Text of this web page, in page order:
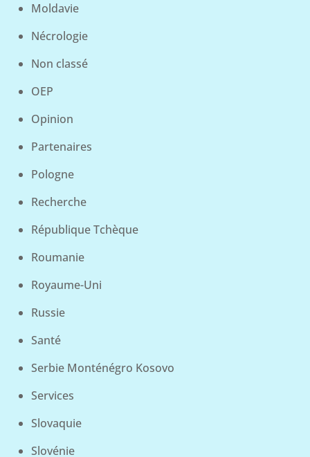
Moldavie
Nécrologie
Non classé
OEP
Opinion
Partenaires
Pologne
Recherche
République Tchèque
Roumanie
Royaume-Uni
Russie
Santé
Serbie Monténégro Kosovo
Services
Slovaquie
Slovénie